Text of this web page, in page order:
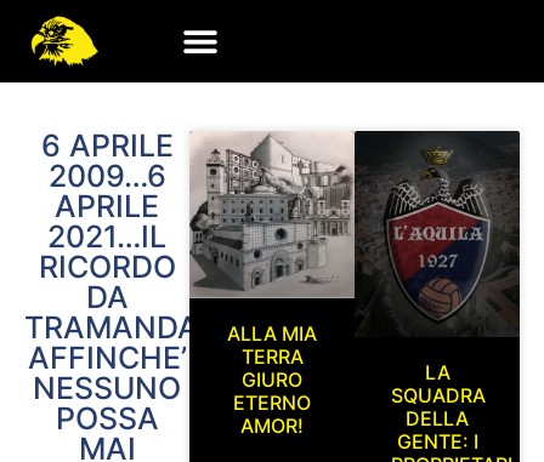
6 APRILE
2009…6
APRILE
2021…IL
RICORDO
DA
TRAMANDARE
AFFINCHE’
NESSUNO
POSSA
MAI
ALLA MIA
TERRA
GIURO
ETERNO
AMOR!
LA
SQUADRA
DELLA
GENTE: I